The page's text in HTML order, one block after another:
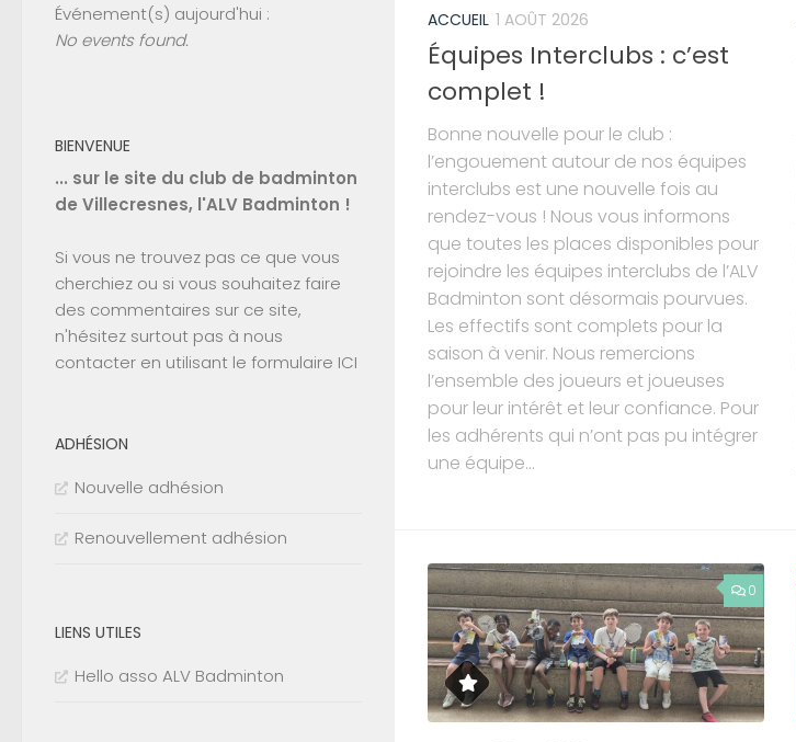
ACCUEIL 1 AOÛT 2026
Équipes Interclubs : c’est
complet !
Bonne nouvelle pour le club :
l’engouement autour de nos équipes
interclubs est une nouvelle fois au
rendez-vous ! Nous vous informons
que toutes les places disponibles pour
rejoindre les équipes interclubs de l’ALV
Badminton sont désormais pourvues.
Les effectifs sont complets pour la
saison à venir. Nous remercions
l’ensemble des joueurs et joueuses
pour leur intérêt et leur confiance. Pour
les adhérents qui n’ont pas pu intégrer
une équipe...
0
Événement(s) aujourd'hui :
No events found.
BIENVENUE
... sur le site du club de badminton
de Villecresnes, l'ALV Badminton !
Si vous ne trouvez pas ce que vous
cherchiez ou si vous souhaitez faire
des commentaires sur ce site,
n'hésitez surtout pas à nous
contacter en utilisant le formulaire ICI
ADHÉSION
Nouvelle adhésion
Renouvellement adhésion
LIENS UTILES
Hello asso ALV Badminton